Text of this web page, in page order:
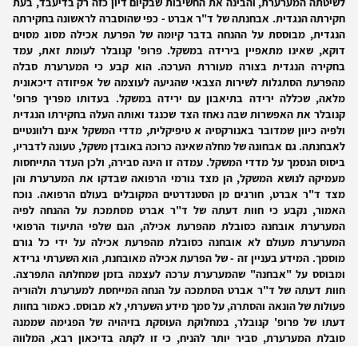
חקירתה הנגדית. אבחנתה של ד"ר אברט - כפי שהוסברה לראשונה בחקירתה
הנגדית, מבוססת על ההנחה בדבר קיומה של הפרעת אכילה מסוג מסוים
דוקא, שאינו מתאפיין בירידה במשקל. פרופ' קנובלר לעומת זאת, עמד
בחקירה הנגדית בצורה מעוררת הערכה. הוא קבע כי המערערת סבלה
מהפרעת הסתגלות לשירות הצבאי שהגיעה לעוצמה של אפיזודה דיכאונית
מלאה, שכללה ירידה בתיאבון עם ירידה במשקל. בעדותו מפריך פרופ'
קנובלר את האפשרות שבה נאחז הצד שכנגד ואותה העלה בחקירתו הנגדית
ולפיה כיוון שמדובר באנורקסיה א טיפיקלית, מדדי המשקל אינם רלוונטיים
לאבחנתה. גם אבחונה של מחלה שאינה כרוכה באובדן משקל, טעונה לדבריו,
ביסוס הנסמך על מדדי המשקל. עמדה זו הינה סבירה, ולכן העדר התייחסות
מעמיקה לנושא המשקל, הן מצד גורמי הרפואה שבדקו את המערערת והן
מצד ד"ר אברט, חורגים מן הסטנדרטים המקובלים בעולם הרפואה. נוכח
האמור, נקבע כי חוות דעתה של ד"ר אברט מסתמכת על ההנחה לפיה
המערערת אובחנה כסובלת מהפרעת אכילה, הגם שלפי התיעוד הרפואי
המערערת מעולם לא אובחנה כסובלת מהפרעת אכילה על ידי כל גורם
מוסמך. המידע בעניין זה - של הפרעת אכילה מאובחנת, הוא השערתי גרידא
ומבוסס על "אבחנה" שהמערערת ערכה לעצמה בזמן שמחלתה התפרצה.
חוות דעתה של ד"ר אברט הסתמכה על הנחה המייחסת למערערת ולהוריה
פעולות של הונאה והסתרה, על סמך מידע השערתי, לא מבוסס. כאמור בחוות
דעתו של פרופ' קנובלר, במחלוקת העוסקת בזיהויה של הפגימה שממנה
סובלת המערערת, סביר יותר להניח, כי זו לקתה בדיכאון רבא, המלווה